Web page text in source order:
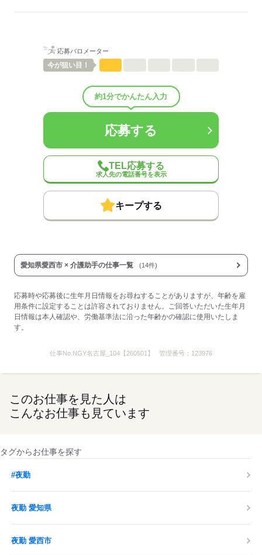
ひとりで
しずか
有料老人ホーム/デイサービス施設/グループホーム/特別養護老人ホ
ーム/病院など
10人
（男5：女5）
平均年齢
医療・介護・福祉関連
応募する
応募バロメーター
今が狙い目！
約1分でかんたん入力
応募する
TEL応募する
求人先の電話番号を表示
キープする
愛知県愛西市 × 介護助手の仕事一覧 (14件)
応募時や応募後に生年月日情報をお尋ねすることがありますが、年齢を雇
用条件に設定することは許容されておりません。ご回答いただいた生年月
日情報は本人確認や、労働基準法に沿った年齢かの確認に使用いたしま
す。
仕事No. NGY名古屋_104【260501】 管理番号： 123976
このお仕事を見た人は
こんなお仕事も見ています
タグからお仕事を探す
#夜勤
夜勤 愛知県
夜勤 愛西市